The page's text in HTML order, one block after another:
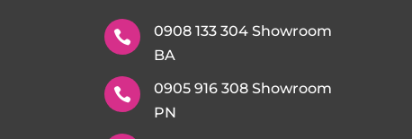

0908 133 304 Showroom
BA

0905 916 308 Showroom
PN